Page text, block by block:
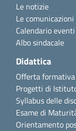
Le notizie
Le comunicazioni
Calendario eventi
Albo sindacale
Didattica
Offerta formativa
Progetti di
Syllabus delle
Esame di
Orientamento